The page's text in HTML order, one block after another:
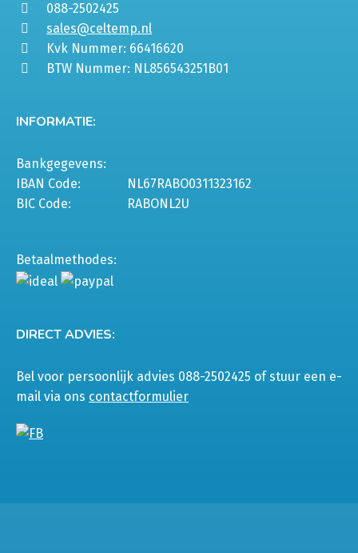
088-2502425
sales@celtemp.nl
Kvk Nummer: 66416620
BTW Nummer: NL856543251B01
INFORMATIE:
Bankgegevens:
IBAN Code:
NL67RABO0311323162
BIC Code:
RABONL2U
Betaalmethodes:
DIRECT ADVIES:
Bel voor persoonlijk advies 088-2502425 of stuur een e-
mail via ons contactformulier